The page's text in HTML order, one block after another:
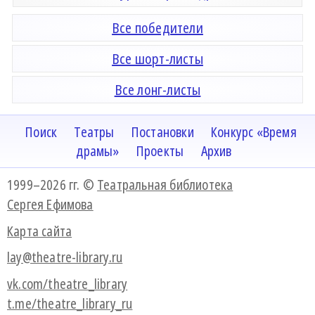
Все победители
Все шорт-листы
Все лонг-листы
Поиск Театры Постановки
Конкурс «Время
драмы»
Проекты
Архив
1999–2026 гг. © Театральная библиотека
Сергея Ефимова
Карта сайта
lay@theatre-library.ru
vk.com/theatre_library
t.me/theatre_library_ru